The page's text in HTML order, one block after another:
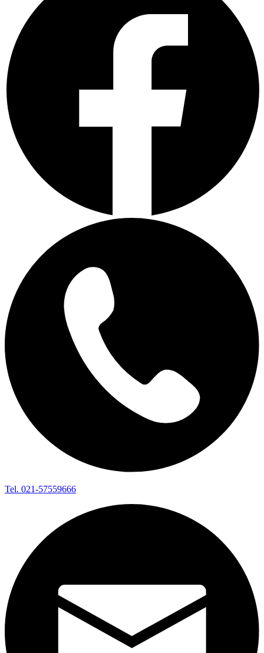
Tel. 021-57559666